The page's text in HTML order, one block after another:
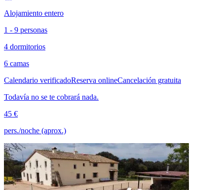
Alojamiento entero
1 - 9 personas
4 dormitorios
6 camas
Calendario verificadoReserva onlineCancelación gratuita
Todavía no se te cobrará nada.
45 €
pers./noche (aprox.)